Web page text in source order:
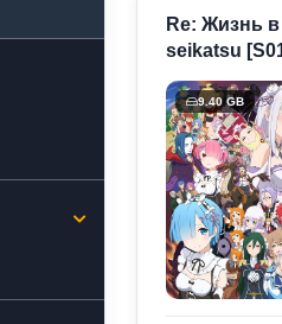
Re: Жизнь
seikatsu
9.40 GB